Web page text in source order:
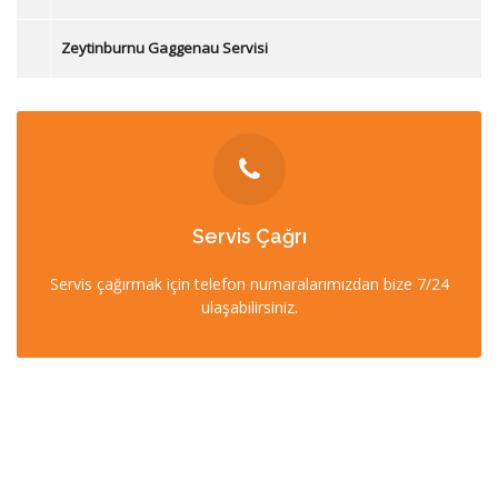
Zeytinburnu Gaggenau Servisi
Servis Çağrı
Servis çağırmak için telefon numaralarımızdan bize 7/24
ulaşabilirsiniz.
İLETİŞİM
0212 358 57 57
0532 403 22 00 (7/24)